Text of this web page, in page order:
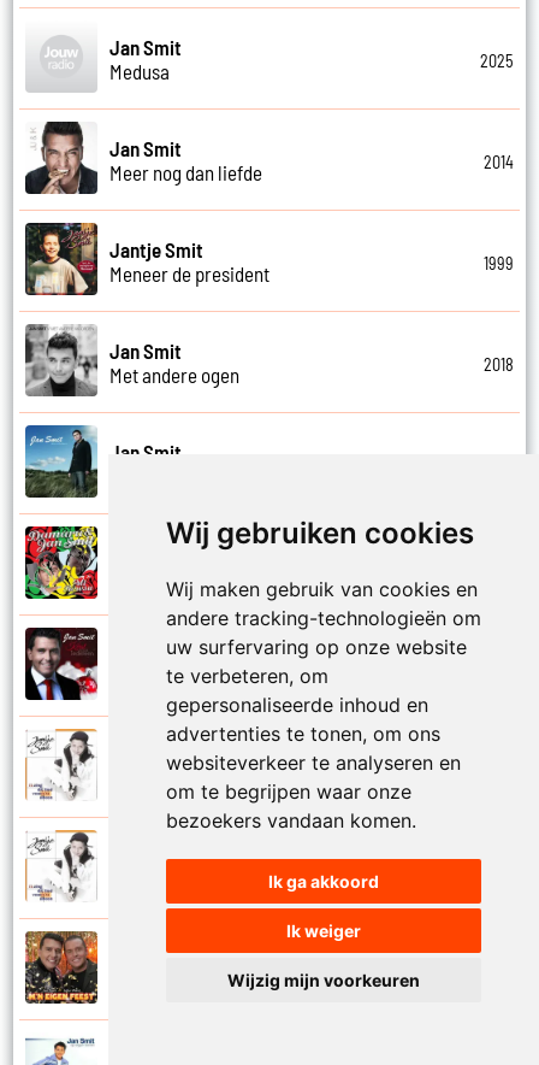
Wij gebruiken cookies
Wij maken gebruik van cookies en
andere tracking-technologieën om
uw surfervaring op onze website
te verbeteren, om
gepersonaliseerde inhoud en
advertenties te tonen, om ons
websiteverkeer te analyseren en
om te begrijpen waar onze
bezoekers vandaan komen.
Ik ga akkoord
Ik weiger
Wijzig mijn voorkeuren
Jan Smit
Medusa
2025
Jan Smit
Meer nog dan liefde
2014
Jantje Smit
Meneer de president
1999
Jan Smit
Met andere ogen
2018
Jan Smit
Damaru en Jan Smit
Mi rowsu (Tuintje in mijn hart)
Jan Smit
Midden in de winternacht
Jantje Smit
Mijn beste vriend
Jantje Smit
Mijn dorp aan de zee
Jan Smit en John West
Mijn eigen feest